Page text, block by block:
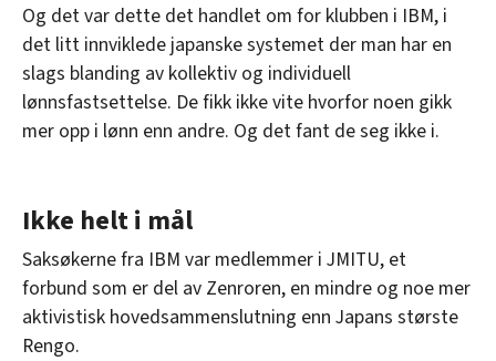
Og det var dette det handlet om for klubben i IBM, i
det litt innviklede japanske systemet der man har en
slags blanding av kollektiv og individuell
lønnsfastsettelse. De fikk ikke vite hvorfor noen gikk
mer opp i lønn enn andre. Og det fant de seg ikke i.
Ikke helt i mål
Saksøkerne fra IBM var medlemmer i JMITU, et
forbund som er del av Zenroren, en mindre og noe mer
aktivistisk hovedsammenslutning enn Japans største
Rengo.